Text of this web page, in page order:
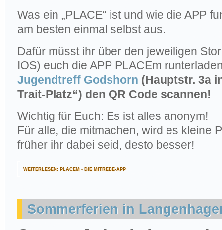
Was ein „PLACE“ ist und wie die APP
am besten einmal selbst aus.
Dafür müsst ihr über den jeweiligen
IOS) euch die APP PLACEm
Jugendtreff Godshorn (Hauptstr. 3a
Trait-Platz“) den QR Code scannen!
Wichtig für Euch: Es ist alles anonym!
Für alle, die mitmachen, wird es kleine
früher ihr dabei seid, desto besser!
WEITERLESEN: PLACEM - DIE MITREDE-APP
Sommerferien in